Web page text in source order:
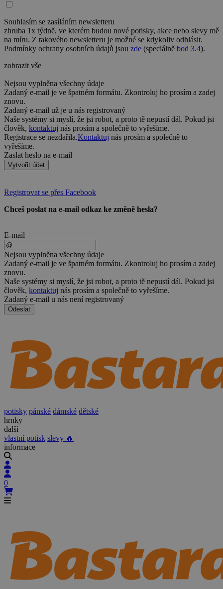
Souhlasím se zasíláním newsletteru
zhruba 1x týdně, ve kterém budou nové potisky, akce nebo slevy mě
na míru. Z takového newsletteru je možné se kdykoliv odhlásit.
Podmínky ochrany osobních údajů jsou zde (speciálně bod 3.4).
zobrazit vše
Nejsou vyplněna všechny údaje
Zadaný e-mail je ve špatném formátu. Zkontroluj ho prosím a zadej
znovu.
Zadaný e-mail už je u nás registrovaný
Naše systémy si myslí, že jsi robot, a proto tě nepustí dál. Pokud jsi
člověk, kontaktuj nás prosím a společně to vyřešíme.
Registrace se nezdařila.Kontaktuj nás prosím a společně to
vyřešíme.
Zaslat heslo na e-mail
Vytvořit účet
Registrovat se přes Facebook
Chceš poslat na e-mail odkaz ke změně hesla?
E-mail
Nejsou vyplněna všechny údaje
Zadaný e-mail je ve špatném formátu. Zkontroluj ho prosím a zadej
znovu.
Naše systémy si myslí, že jsi robot, a proto tě nepustí dál. Pokud jsi
člověk, kontaktuj nás prosím a společně to vyřešíme.
Zadaný e-mail u nás není registrovaný
Odeslat
potisky pánské dámské dětské
hrnky
další
vlastní potisk slevy 🔥
informace
0